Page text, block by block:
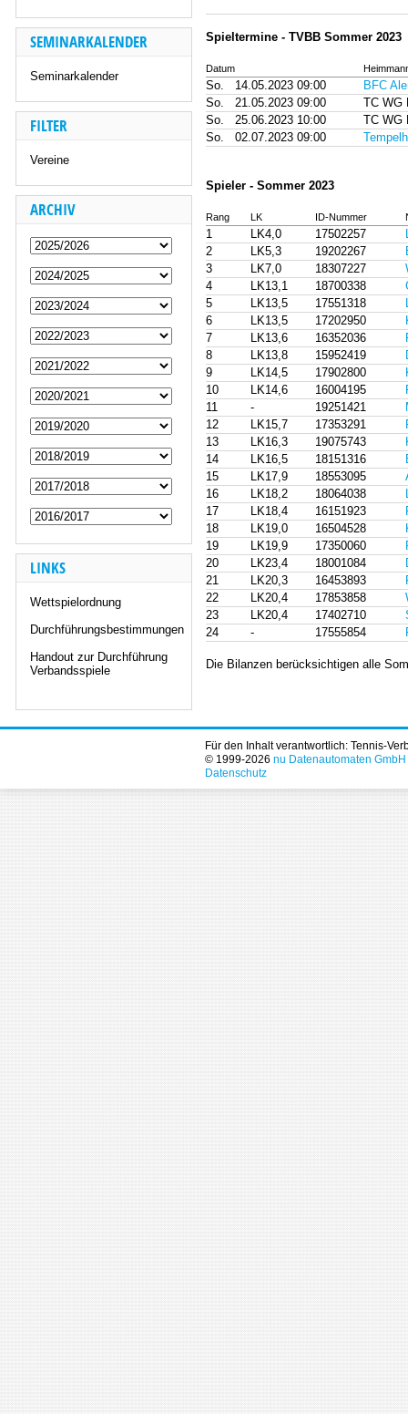
SEMINARKALENDER
Seminarkalender
FILTER
Vereine
ARCHIV
LINKS
Wettspielordnung
Durchführungsbestimmungen
Handout zur Durchführung
Verbandsspiele
Spieltermine - TVBB Sommer 2023
Datum
So. 14.05.2023 09:00
BFC
So.
21.05.2023 09:00
TC WG
So.
25.06.2023 10:00
TC WG
So.
02.07.2023 09:00
Spieler - Sommer 2023
Rang LK ID-Nummer
1 LK4,0 17502257
2
LK5,3 19202267
3
LK7,0 18307227
4
LK13,1 18700338
5
LK13,5 17551318
6
LK13,5 17202950
7
LK13,6 16352036
8
LK13,8 15952419
9
LK14,5 17902800
10
LK14,6 16004195
11
- 19251421
12
LK15,7 17353291
13
LK16,3 19075743
14
LK16,5 18151316
15
LK17,9 18553095
16
LK18,2 18064038
17
LK18,4 16151923
18
LK19,0 16504528
19
LK19,9 17350060
20
LK23,4 18001084
21
LK20,3 16453893
22
LK20,4 17853858
23
LK20,4 17402710
24
- 17555854
Die Bilanzen berücksichtigen alle
Für den Inhalt verantwortlich: Tennis-
© 1999-2026 nu Datenautomaten
Datenschutz